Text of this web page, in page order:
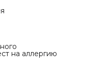
на аллергию